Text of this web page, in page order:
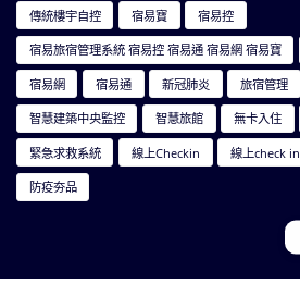
傳統樓宇自控 宿易寶 宿易控
宿易旅宿管理系統 宿易控 宿易通 宿易網 宿易寶
宿易網 宿易通 新冠肺炎 旅宿管理
智慧建築中央監控 智慧旅館 無卡入住
緊急求救系統 線上Checkin 線上check in
防疫夯品